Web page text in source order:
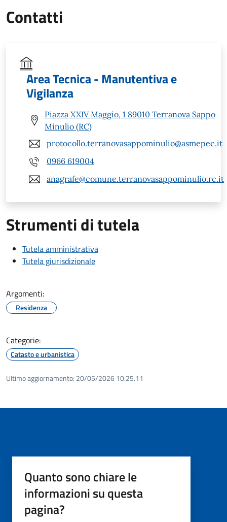
Contatti
Area Tecnica - Manutentiva e
Vigilanza
Piazza XXIV Maggio, 1 89010 Terranova Sappo
Minulio (RC)
protocollo.terranovasappominulio@asmepec.it
0966 619004
anagrafe@comune.terranovasappominulio.rc.it
Strumenti di tutela
Tutela amministrativa
Tutela giurisdizionale
Argomenti:
Residenza
Categorie:
Catasto e urbanistica
Ultimo aggiornamento: 20/05/2026 10:25.11
Quanto sono chiare le
informazioni su questa
pagina?